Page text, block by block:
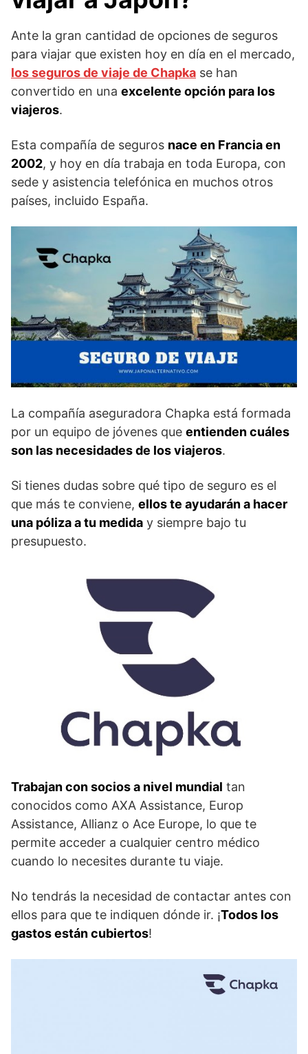
Ante la gran cantidad de opciones de seguros
para viajar que existen hoy en día en el mercado,
los seguros de viaje de Chapka se han
convertido en una excelente opción para los
viajeros.
Esta compañía de seguros nace en Francia en
2002, y hoy en día trabaja en toda Europa, con
sede y asistencia telefónica en muchos otros
países, incluido España.
La compañía aseguradora Chapka está formada
por un equipo de jóvenes que entienden cuáles
son las necesidades de los viajeros.
Si tienes dudas sobre qué tipo de seguro es el
que más te conviene, ellos te ayudarán a hacer
una póliza a tu medida y siempre bajo tu
presupuesto.
Trabajan con socios a nivel mundial tan
conocidos como AXA Assistance, Europ
Assistance, Allianz o Ace Europe, lo que te
permite acceder a cualquier centro médico
cuando lo necesites durante tu viaje.
No tendrás la necesidad de contactar antes con
ellos para que te indiquen dónde ir. ¡Todos los
gastos están cubiertos!